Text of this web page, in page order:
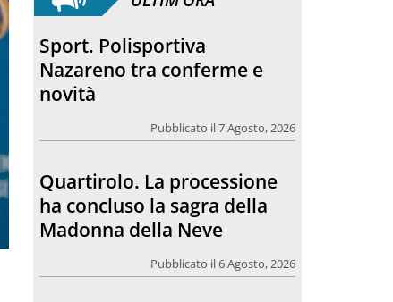
Quartirolo. La processione
ha concluso la sagra della
Madonna della Neve
Pubblicato il 6 Agosto, 2026
Anniversario. Hiroshima e
Nagasaki, 81 anni dopo: dal
Giappone e non solo un
nuovo appello per la pace e
il disarmo nucleare